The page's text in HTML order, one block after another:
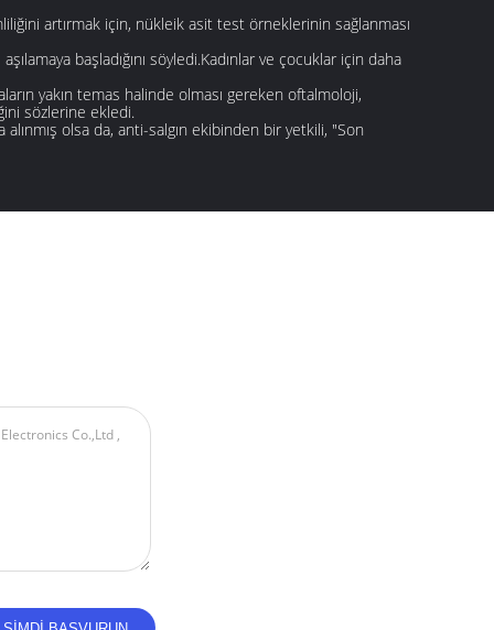
artırmak için, nükleik asit test örneklerinin sağlanması
başladığını söyledi.Kadınlar ve çocuklar için daha
yakın temas halinde olması gereken oftalmoloji,
sözlerine ekledi.
olsa da, anti-salgın ekibinden bir yetkili, "Son